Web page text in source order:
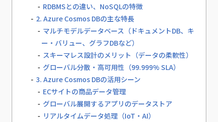
RDBMSとの違い、NoSQLの特徴
2. Azure Cosmos DBの主な特長
マルチモデルデータベース（ドキュメントDB、キ
ー・バリュー、グラフDBなど）
スキーマレス設計のメリット（データの柔軟性）
グローバル分散・高可用性（99.999% SLA）
3. Azure Cosmos DBの活用シーン
ECサイトの商品データ管理
グローバル展開するアプリのデータストア
リアルタイムデータ処理（IoT・AI）